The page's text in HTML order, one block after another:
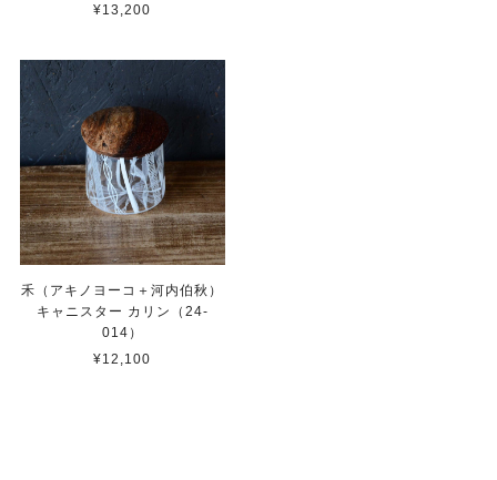
¥13,200
禾（アキノヨーコ＋河内伯秋）
キャニスター カリン（24-
014）
¥12,100